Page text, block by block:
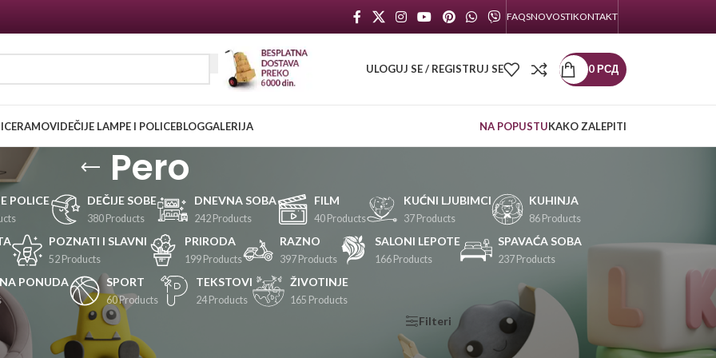
FAQSNOVOSTIKONTAKT
ULOGUJ SE / REGISTRUJ SE 0РСД
RAMOVIDEČIJE LAMPE I POLICEBLOGGALERIJA NA POPUSTUKAKO ZALEPITI
Pero
POLICE DEČIJE SOBE
380 Products
DNEVNA SOBA
242 Products
FILM
40 Products
KUĆNI LJUBIMCI
37 Products
KUHINJA
86 Products
POZNATI I SLAVNI
52 Products
PRIRODA
199 Products
RAZNO
397 Products
SALONI LEPOTE
166 Products
SPAVAĆA SOBA
237 Products
PONUDA SPORT
60 Products
TEKSTOVI
24 Products
ŽIVOTINJE
165 Products
Filteri
KATEGORIJE
PROIZVODA